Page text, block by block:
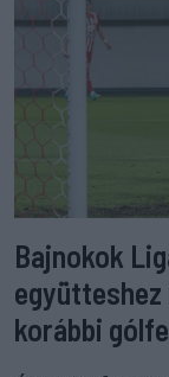
Bajnokok
együtteshez
korábbi